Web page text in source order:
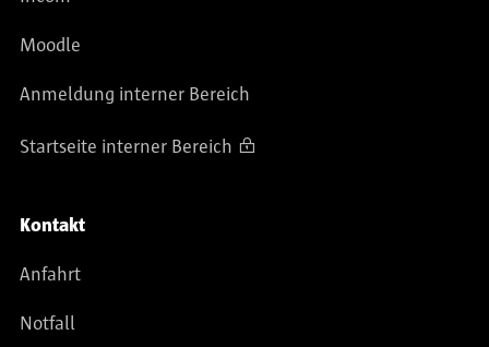
Moodle
Anmeldung interner Bereich
Startseite interner Bereich
Kontakt
Anfahrt
Notfall